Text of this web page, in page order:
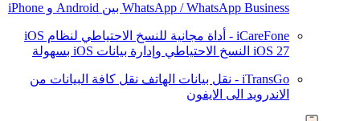
WhatsApp / WhatsApp Business بين Android و iPhone
iCareFone - أداة مجانية للنسخ الاحتياطي لنظام iOS
iOS 27 النسخ الاحتياطي وإدارة بيانات iOS بسهولة
iTransGo - نقل بيانات الهاتف
نقل كافة البيانات من
الاندرويد الى الايفون